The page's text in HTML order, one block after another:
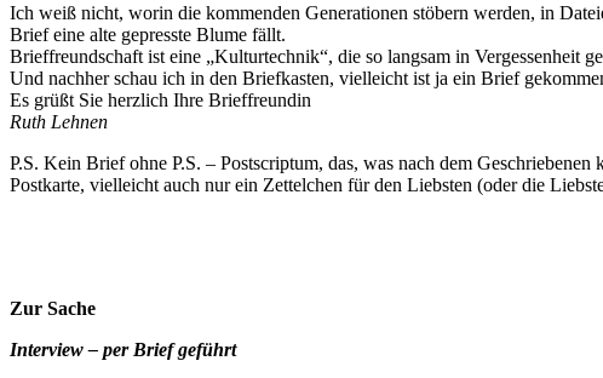
Ich weiß nicht, worin die kommenden Generationen stöbern werden, in
Brief eine alte gepresste Blume fällt.
Brieffreundschaft ist eine „Kulturtechnik“, die so langsam in Vergessenheit
Und nachher schau ich in den Briefkasten, vielleicht ist ja ein Brief
Es grüßt Sie herzlich Ihre Brieffreundin
Ruth Lehnen
P.S. Kein Brief ohne P.S. – Postscriptum, das, was nach dem
Postkarte, vielleicht auch nur ein Zettelchen für den Liebsten (oder die
Zur Sache
Interview – per Brief geführt